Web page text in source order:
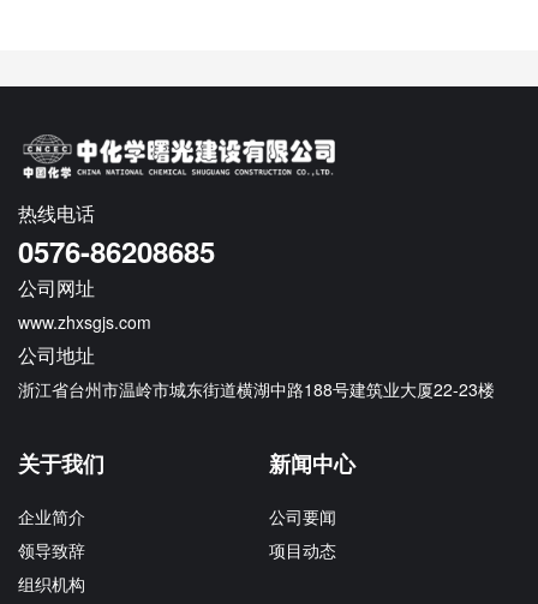
热线电话
0576-86208685
公司网址
www.zhxsgjs.com
公司地址
浙江省台州市温岭市城东街道横湖中路188号建筑业大厦22-23楼
关于我们
企业简介
领导致辞
组织机构
新闻中心
公司要闻
项目动态